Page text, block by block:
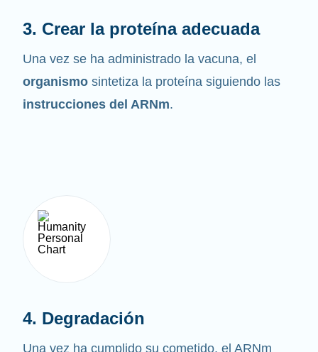
3. Crear la proteína adecuada
Una vez se ha administrado la vacuna, el
organismo sintetiza la proteína siguiendo las
instrucciones del ARNm.
4. Degradación